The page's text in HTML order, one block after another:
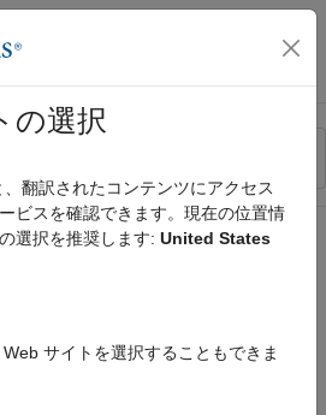
ス ナビゲーション メ
の選択
翻訳されたコンテンツにアクセス
ビスを確認できます。現在の位置情
選択を推奨します: United States
サイトを選択することもできま